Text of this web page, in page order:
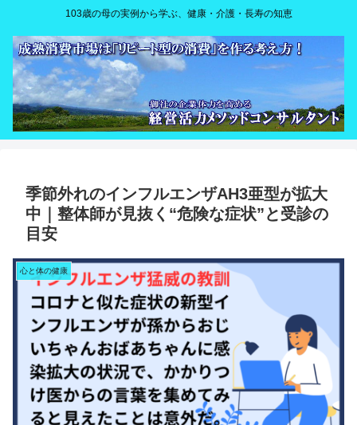
103歳の母の実例から学ぶ、健康・介護・長寿の知恵
季節外れのインフルエンザAH3亜型が拡大
中｜整体師が見抜く“危険な症状”と受診の
目安
心と体の健康